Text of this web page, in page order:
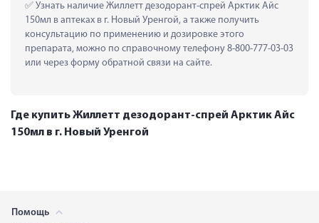
Узнать наличие Жиллетт дезодорант-спрей Арктик Айс
150мл в аптеках в г. Новый Уренгой, а также получить
консультацию по применению и дозировке этого
препарата, можно по справочному телефону 8-800-777-03-03
или через форму обратной связи на сайте.
Где купить Жиллетт дезодорант-спрей Арктик Айс
150мл в г. Новый Уренгой
Помощь